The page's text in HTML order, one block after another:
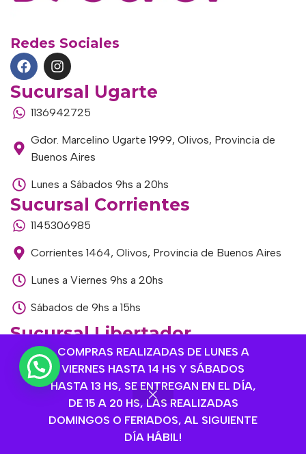
COMPRAS REALIZADAS DE LUNES A
VIERNES HASTA 14 HS Y SÁBADOS
HASTA 13 HS, SE ENTREGAN EN EL DÍA,
DE 15 A 20 HS, LAS REALIZADAS
DOMINGOS O FERIADOS, AL SIGUIENTE
DÍA HÁBIL!
Redes Sociales
Sucursal Ugarte
1136942725
Gdor. Marcelino Ugarte 1999, Olivos, Provincia de
Buenos Aires
Lunes a Sábados 9hs a 20hs
Sucursal Corrientes
1145306985
Corrientes 1464, Olivos, Provincia de Buenos Aires
Lunes a Viernes 9hs a 20hs
Sábados de 9hs a 15hs
Sucursal Libertador
1168893524
Av. del Libertador 1915, Vte. López, Provincia de
Buenos Aires
Lunes a Viernes de 9hs a 13hs / 16hs a 20hs